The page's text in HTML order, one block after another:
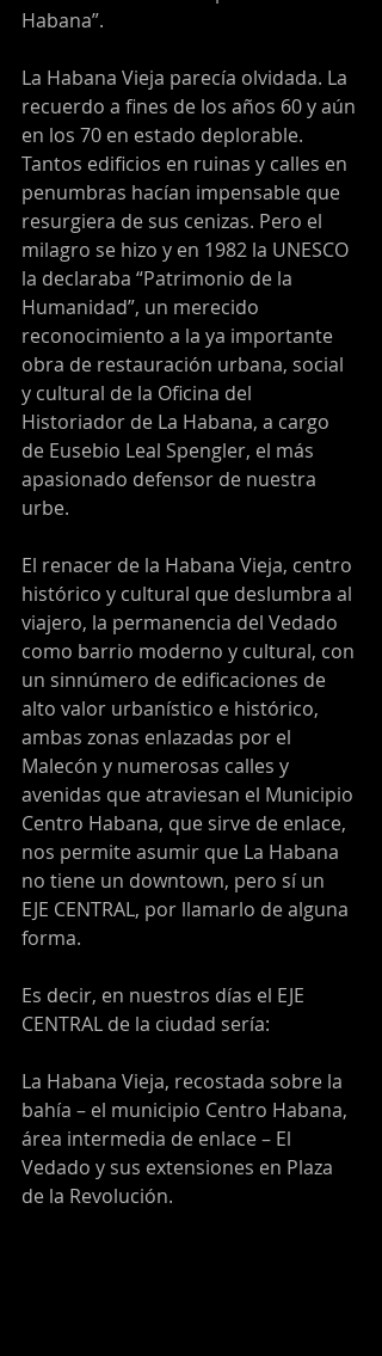
Habana”.
La Habana Vieja parecía olvidada. La
recuerdo a fines de los años 60 y aún
en los 70 en estado deplorable.
Tantos edificios en ruinas y calles en
penumbras hacían impensable que
resurgiera de sus cenizas. Pero el
milagro se hizo y en 1982 la UNESCO
la declaraba “Patrimonio de la
Humanidad”, un merecido
reconocimiento a la ya importante
obra de restauración urbana, social
y cultural de la Oficina del
Historiador de La Habana, a cargo
de Eusebio Leal Spengler, el más
apasionado defensor de nuestra
urbe.
El renacer de la Habana Vieja, centro
histórico y cultural que deslumbra al
viajero, la permanencia del Vedado
como barrio moderno y cultural, con
un sinnúmero de edificaciones de
alto valor urbanístico e histórico,
ambas zonas enlazadas por el
Malecón y numerosas calles y
avenidas que atraviesan el Municipio
Centro Habana, que sirve de enlace,
nos permite asumir que La Habana
no tiene un downtown, pero sí un
EJE CENTRAL, por llamarlo de alguna
forma.
Es decir, en nuestros días el EJE
CENTRAL de la ciudad sería:
La Habana Vieja, recostada sobre la
bahía – el municipio Centro Habana,
área intermedia de enlace – El
Vedado y sus extensiones en Plaza
de la Revolución.